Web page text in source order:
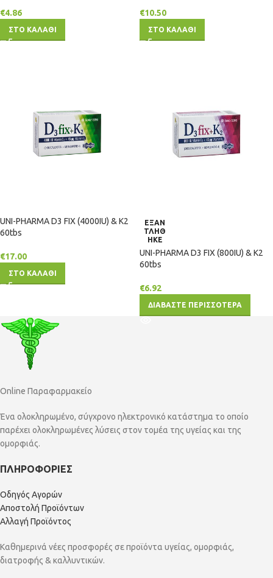
€4.86
ΣΤΟ ΚΑΛΑΘΙ
€10.50
ΣΤΟ ΚΑΛΑΘΙ
UNI-PHARMA D3 FIX (4000IU) & K2
60tbs
€17.00
ΣΤΟ ΚΑΛΑΘΙ
ΕΞΑΝ
ΤΛΗΘ
ΗΚΕ
UNI-PHARMA D3 FIX (800IU) & K2
60tbs
€6.92
ΔΙΑΒΑΣΤΕ ΠΕΡΙΣΣΟΤΕΡΑ
Online Παραφαρμακείο
Ένα ολοκληρωμένο, σύγχρονο ηλεκτρονικό κατάστημα το οποίο
παρέχει ολοκληρωμένες λύσεις στον τομέα της υγείας και της
ομορφιάς.
ΠΛΗΡΟΦΟΡΙΕΣ
Οδηγός Αγορών
Αποστολή Προϊόντων
Αλλαγή Προϊόντος
Καθημερινά νέες προσφορές σε προϊόντα υγείας, ομορφιάς,
διατροφής & καλλυντικών.